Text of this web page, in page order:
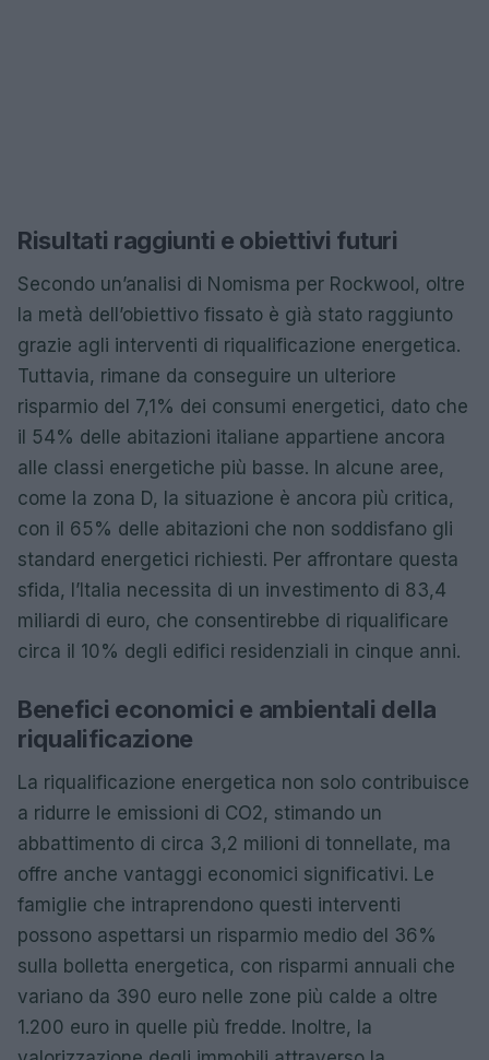
Risultati raggiunti e obiettivi futuri
Secondo un’analisi di Nomisma per Rockwool, oltre
la metà dell’obiettivo fissato è già stato raggiunto
grazie agli interventi di riqualificazione energetica.
Tuttavia, rimane da conseguire un ulteriore
risparmio del 7,1% dei consumi energetici, dato che
il 54% delle abitazioni italiane appartiene ancora
alle classi energetiche più basse. In alcune aree,
come la zona D, la situazione è ancora più critica,
con il 65% delle abitazioni che non soddisfano gli
standard energetici richiesti. Per affrontare questa
sfida, l’Italia necessita di un investimento di 83,4
miliardi di euro, che consentirebbe di riqualificare
circa il 10% degli edifici residenziali in cinque anni.
Benefici economici e ambientali della
riqualificazione
La riqualificazione energetica non solo contribuisce
a ridurre le emissioni di CO2, stimando un
abbattimento di circa 3,2 milioni di tonnellate, ma
offre anche vantaggi economici significativi. Le
famiglie che intraprendono questi interventi
possono aspettarsi un risparmio medio del 36%
sulla bolletta energetica, con risparmi annuali che
variano da 390 euro nelle zone più calde a oltre
1.200 euro in quelle più fredde. Inoltre, la